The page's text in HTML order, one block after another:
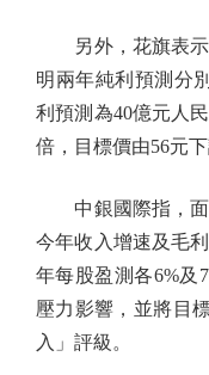
另外，花旗表示
明兩年純利預測分
利預測為40億元人
倍，目標價由56元
中銀國際指，面
今年收入增速及毛
年每股盈測各6%及
壓力影響，並將目
入」評級。